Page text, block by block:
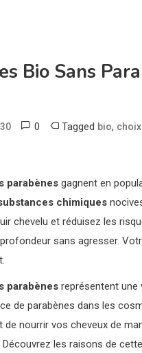
Bio Sans
0 Tagged bio,
parabènes gagnent en
chimiques
chevelu et réduisez les
sans agresser.
parabènes représentent une
de parabènes dans les
nourrir vos cheveux de
les raisons de